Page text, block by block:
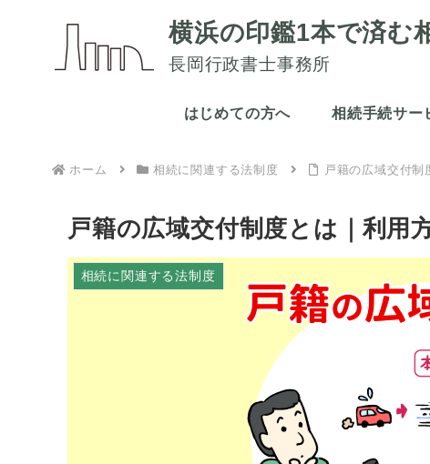
横浜の印鑑1本で済む
長岡行政書士事務所
はじめての方へ 相続手続サー
ホーム 相続に関連する法制度 戸籍の広域交付制
戸籍の広域交付制度とは｜利用
相続に関連する法制度